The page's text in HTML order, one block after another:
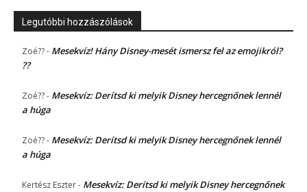
Legutóbbi hozzászólások
Zoé??- Mesekvíz! Hány Disney-mesét ismersz fel az emojikról?
??
Zoé??- Mesekvíz: Derítsd ki melyik Disney hercegnőnek lennél
a húga
Zoé??- Mesekvíz: Derítsd ki melyik Disney hercegnőnek lennél
a húga
Kertész Eszter- Mesekvíz: Derítsd ki melyik Disney hercegnőnek